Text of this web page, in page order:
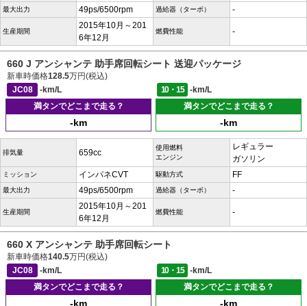
最大出力 49ps/6500rpm 過給器（ターボ） -
生産期間
2015年10月～201
6年12月
燃費性能 -
660 J アンシャンテ 助手席回転シート 送迎パッケージ
新車時価格128.5万円(税込)
JC08
-km/L 10・15
-km/L
満タンでどこまで走る？
-km
満タンでどこまで走る？
-km
排気量 659cc
使用燃料
エンジン
レギュラー
ガソリン
ミッション インパネCVT 駆動方式 FF
最大出力 49ps/6500rpm 過給器（ターボ） -
生産期間
2015年10月～201
6年12月
燃費性能 -
660 X アンシャンテ 助手席回転シート
新車時価格140.5万円(税込)
JC08
-km/L 10・15
-km/L
満タンでどこまで走る？
-km
満タンでどこまで走る？
-km